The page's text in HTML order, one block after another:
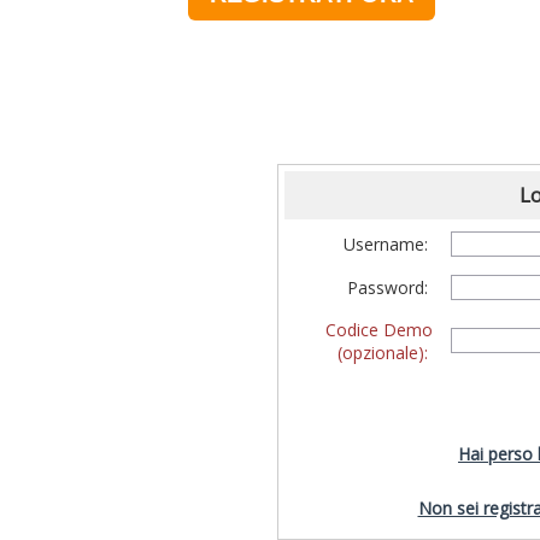
Username:
Password:
Codice Demo
(opzionale):
Hai perso
Non sei